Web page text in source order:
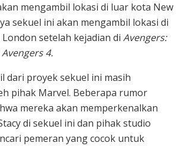
mengambil lokasi di luar kota New
sekuel ini akan mengambil lokasi di
setelah kejadian di Avengers:
Avengers 4.
dari proyek sekuel ini masih
pihak Marvel. Beberapa rumor
mereka akan memperkenalkan
di sekuel ini dan pihak studio
pemeran yang cocok untuk